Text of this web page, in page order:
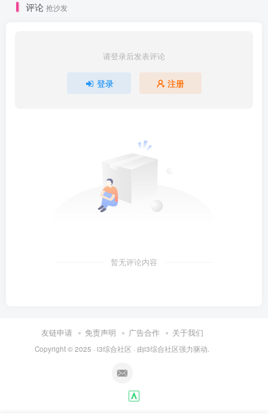
评论 抢沙发
请登录后发表评论
登录 注册
暂无评论内容
友链申请 免责声明 广告合作 关于我们
Copyright © 2025 · i3综合社区 · 由i3综合社区强力驱动.